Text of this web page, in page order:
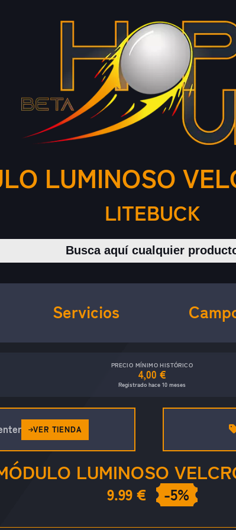
LUMINOSO
LITEBUCK
Buscar productos
Servicios
PRECIO MÍNIMO HISTÓRICO
4,00 €
Registrado hace 10 meses
VER TIENDA
LUMINOSO
9.99 € -5%